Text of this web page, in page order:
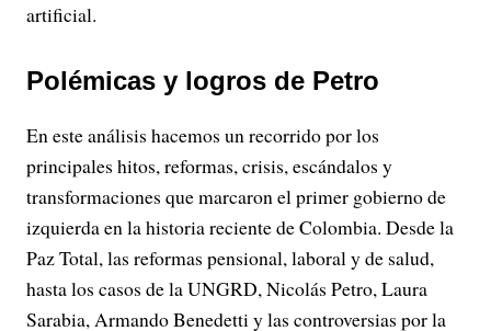
artificial.
Polémicas y logros de Petro
En este análisis hacemos un recorrido por los
principales hitos, reformas, crisis, escándalos y
transformaciones que marcaron el primer gobierno de
izquierda en la historia reciente de Colombia. Desde la
Paz Total, las reformas pensional, laboral y de salud,
hasta los casos de la UNGRD, Nicolás Petro, Laura
Sarabia, Armando Benedetti y las controversias por la